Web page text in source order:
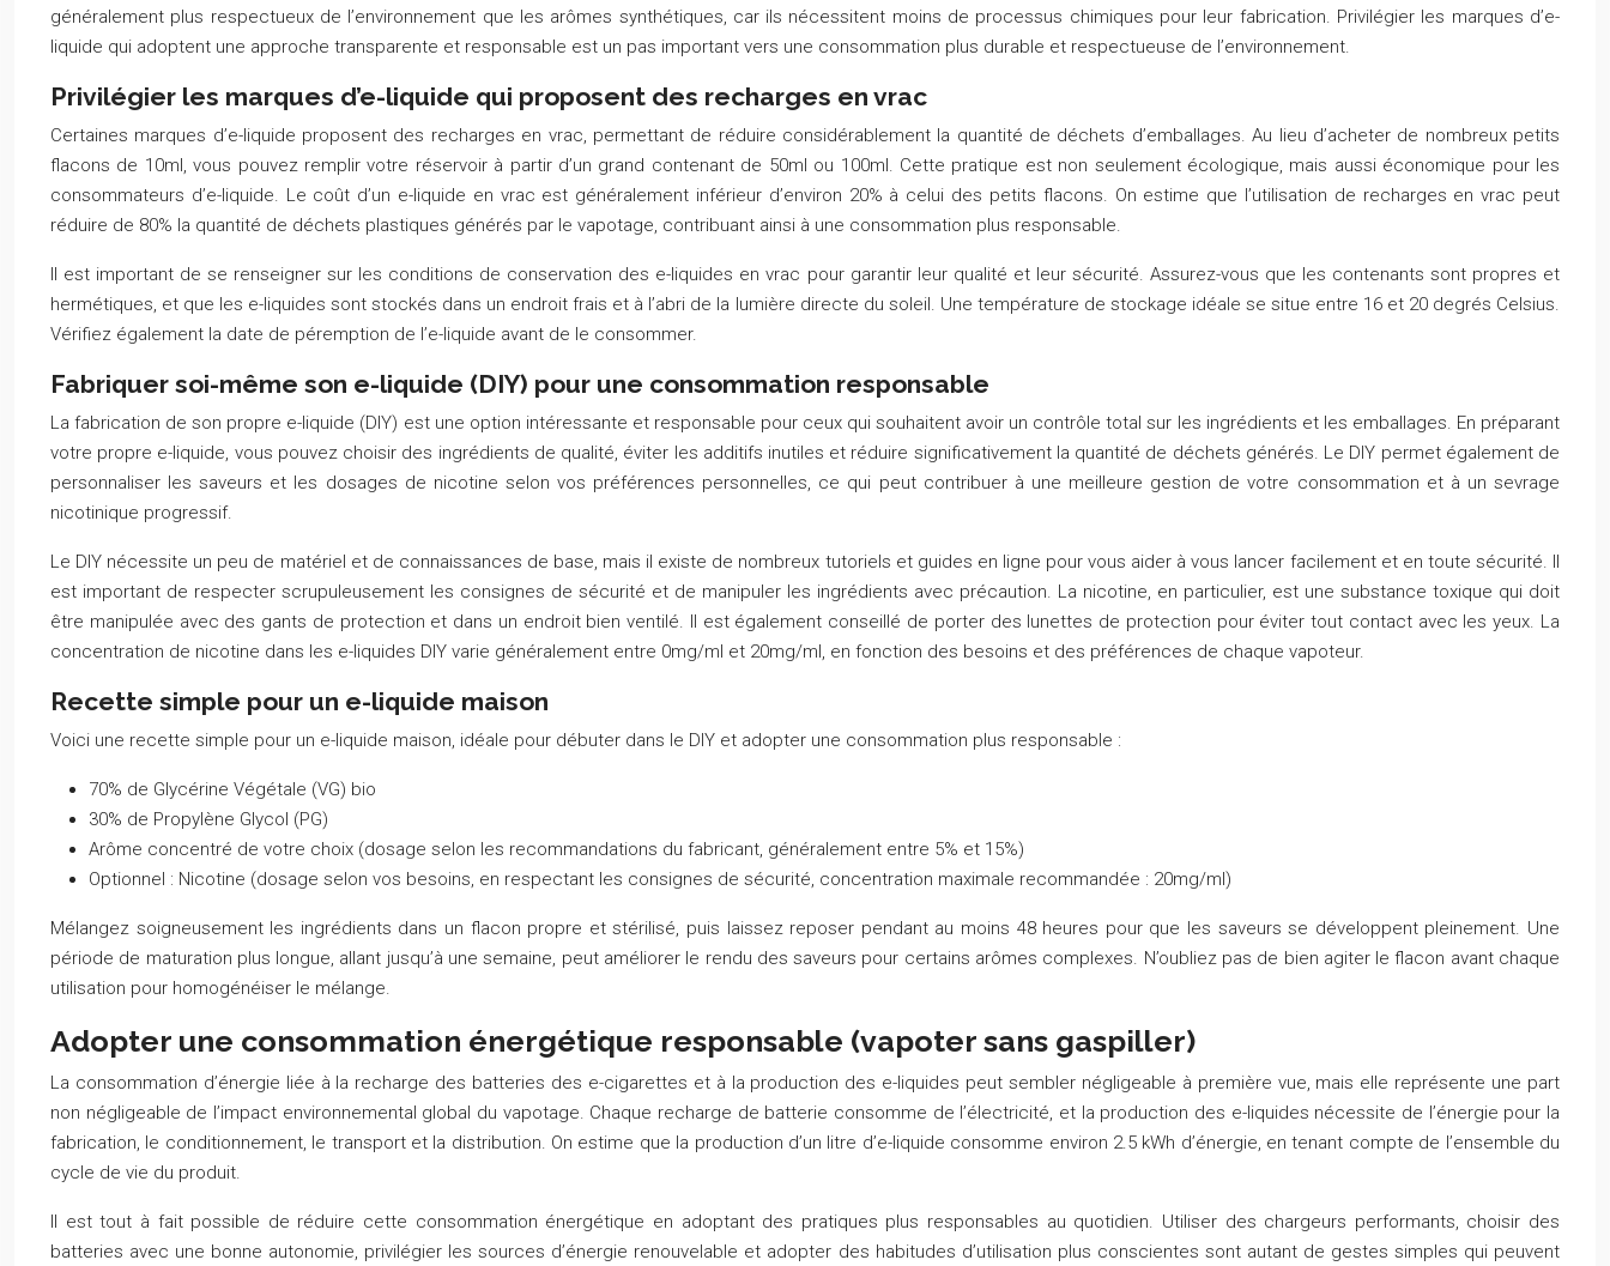
généralement plus respectueux de l’environnement que les arômes synthétiques, car ils nécessitent moins de processus chimiques pour leur fabrication. Privilégier les marques d’e-
liquide qui adoptent une approche transparente et responsable est un pas important vers une consommation plus durable et respectueuse de l’environnement.
Privilégier les marques d’e-liquide qui proposent des recharges en vrac
Certaines marques d’e-liquide proposent des recharges en vrac, permettant de réduire considérablement la quantité de déchets d’emballages. Au lieu d’acheter de nombreux petits
flacons de 10ml, vous pouvez remplir votre réservoir à partir d’un grand contenant de 50ml ou 100ml. Cette pratique est non seulement écologique, mais aussi économique pour les
consommateurs d’e-liquide. Le coût d’un e-liquide en vrac est généralement inférieur d’environ 20% à celui des petits flacons. On estime que l’utilisation de recharges en vrac peut
réduire de 80% la quantité de déchets plastiques générés par le vapotage, contribuant ainsi à une consommation plus responsable.
Il est important de se renseigner sur les conditions de conservation des e-liquides en vrac pour garantir leur qualité et leur sécurité. Assurez-vous que les contenants sont propres et
hermétiques, et que les e-liquides sont stockés dans un endroit frais et à l’abri de la lumière directe du soleil. Une température de stockage idéale se situe entre 16 et 20 degrés Celsius.
Vérifiez également la date de péremption de l’e-liquide avant de le consommer.
Fabriquer soi-même son e-liquide (DIY) pour une consommation responsable
La fabrication de son propre e-liquide (DIY) est une option intéressante et responsable pour ceux qui souhaitent avoir un contrôle total sur les ingrédients et les emballages. En préparant
votre propre e-liquide, vous pouvez choisir des ingrédients de qualité, éviter les additifs inutiles et réduire significativement la quantité de déchets générés. Le DIY permet également de
personnaliser les saveurs et les dosages de nicotine selon vos préférences personnelles, ce qui peut contribuer à une meilleure gestion de votre consommation et à un sevrage
nicotinique progressif.
Le DIY nécessite un peu de matériel et de connaissances de base, mais il existe de nombreux tutoriels et guides en ligne pour vous aider à vous lancer facilement et en toute sécurité. Il
est important de respecter scrupuleusement les consignes de sécurité et de manipuler les ingrédients avec précaution. La nicotine, en particulier, est une substance toxique qui doit
être manipulée avec des gants de protection et dans un endroit bien ventilé. Il est également conseillé de porter des lunettes de protection pour éviter tout contact avec les yeux. La
concentration de nicotine dans les e-liquides DIY varie généralement entre 0mg/ml et 20mg/ml, en fonction des besoins et des préférences de chaque vapoteur.
Recette simple pour un e-liquide maison
Voici une recette simple pour un e-liquide maison, idéale pour débuter dans le DIY et adopter une consommation plus responsable :
70% de Glycérine Végétale (VG) bio
30% de Propylène Glycol (PG)
Arôme concentré de votre choix (dosage selon les recommandations du fabricant, généralement entre 5% et 15%)
Optionnel : Nicotine (dosage selon vos besoins, en respectant les consignes de sécurité, concentration maximale recommandée : 20mg/ml)
Mélangez soigneusement les ingrédients dans un flacon propre et stérilisé, puis laissez reposer pendant au moins 48 heures pour que les saveurs se développent pleinement. Une
période de maturation plus longue, allant jusqu’à une semaine, peut améliorer le rendu des saveurs pour certains arômes complexes. N’oubliez pas de bien agiter le flacon avant chaque
utilisation pour homogénéiser le mélange.
Adopter une consommation énergétique responsable (vapoter sans gaspiller)
La consommation d’énergie liée à la recharge des batteries des e-cigarettes et à la production des e-liquides peut sembler négligeable à première vue, mais elle représente une part
non négligeable de l’impact environnemental global du vapotage. Chaque recharge de batterie consomme de l’électricité, et la production des e-liquides nécessite de l’énergie pour la
fabrication, le conditionnement, le transport et la distribution. On estime que la production d’un litre d’e-liquide consomme environ 2.5 kWh d’énergie, en tenant compte de l’ensemble du
cycle de vie du produit.
Il est tout à fait possible de réduire cette consommation énergétique en adoptant des pratiques plus responsables au quotidien. Utiliser des chargeurs performants, choisir des
batteries avec une bonne autonomie, privilégier les sources d’énergie renouvelable et adopter des habitudes d’utilisation plus conscientes sont autant de gestes simples qui peuvent